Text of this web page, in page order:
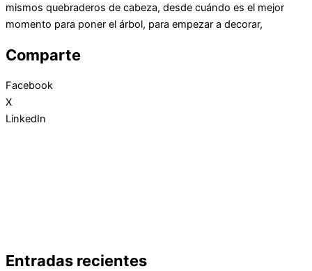
mismos quebraderos de cabeza, desde cuándo es el mejor
momento para poner el árbol, para empezar a decorar,
Comparte
Facebook
X
LinkedIn
Entradas recientes